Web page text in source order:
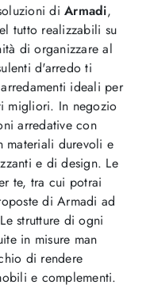
diArmadi,
tutto realizzabili su
di organizzare al
d'arredo ti
ideali per
migliori. In negozio
arredative con
materiali durevoli e
e di design. Le
te, tra cui potrai
di Armadi ad
strutture di ogni
in misure man
di rendere
e complementi.